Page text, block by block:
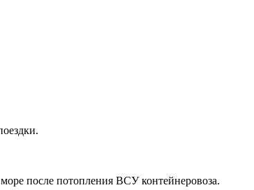
после потопления ВСУ контейнеровоза.